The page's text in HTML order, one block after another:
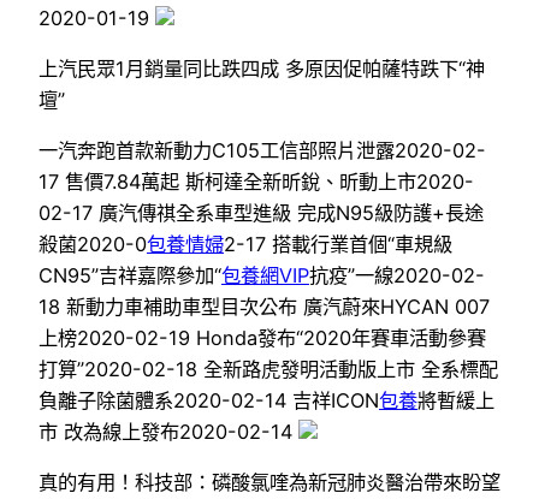
2020-01-19
上汽民眾1月銷量同比跌四成 多原因促帕薩特跌下“神
壇”
一汽奔跑首款新動力C105工信部照片泄露2020-02-
17 售價7.84萬起 斯柯達全新昕銳、昕動上市2020-
02-17 廣汽傳祺全系車型進級 完成N95級防護+長途
殺菌2020-0包養情婦2-17 搭載行業首個“車規級
CN95”吉祥嘉際參加“包養網VIP抗疫”一線​2020-02-
18 新動力車補助車型目次公布 廣汽蔚來HYCAN 007
上榜2020-02-19 Honda發布“2020年賽車活動參賽
打算”2020-02-18 全新路虎發明活動版上市 全系標配
負離子除菌體系2020-02-14 吉祥ICON包養將暫緩上
市 改為線上發布2020-02-14
真的有用！科技部：磷酸氯喹為新冠肺炎醫治帶來盼望